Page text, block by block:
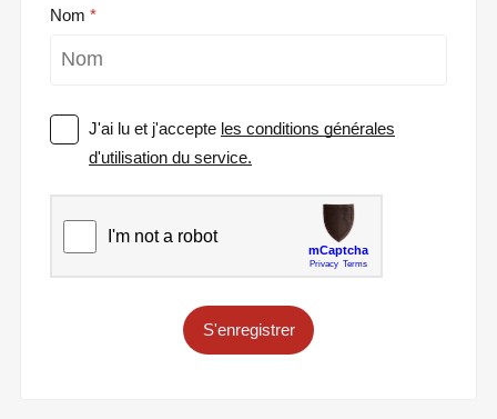
Nom
J'ai lu et j'accepte les conditions générales
d'utilisation du service.
S'enregistrer